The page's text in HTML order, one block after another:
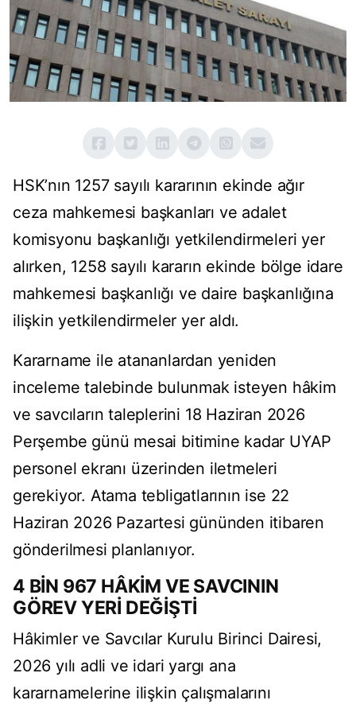
HSK’nın 1257 sayılı kararının ekinde ağır
ceza mahkemesi başkanları ve adalet
komisyonu başkanlığı yetkilendirmeleri yer
alırken, 1258 sayılı kararın ekinde bölge idare
mahkemesi başkanlığı ve daire başkanlığına
ilişkin yetkilendirmeler yer aldı.
Kararname ile atananlardan yeniden
inceleme talebinde bulunmak isteyen hâkim
ve savcıların taleplerini 18 Haziran 2026
Perşembe günü mesai bitimine kadar UYAP
personel ekranı üzerinden iletmeleri
gerekiyor. Atama tebligatlarının ise 22
Haziran 2026 Pazartesi gününden itibaren
gönderilmesi planlanıyor.
4 BİN 967 HÂKİM VE SAVCININ
GÖREV YERİ DEĞİŞTİ
Hâkimler ve Savcılar Kurulu Birinci Dairesi,
2026 yılı adli ve idari yargı ana
kararnamelerine ilişkin çalışmalarını